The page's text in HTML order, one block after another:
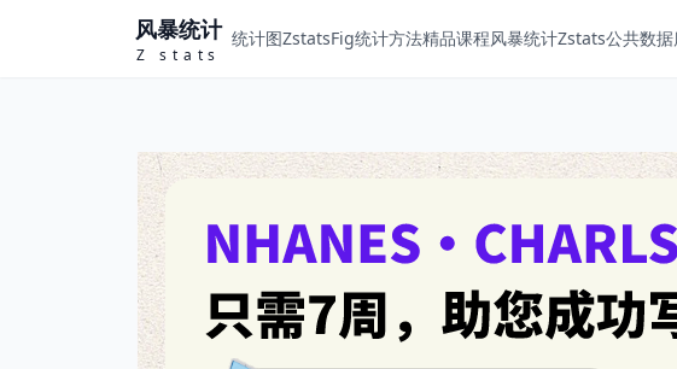
风暴统计
Z stats
统计图ZstatsFig统计方法精品课程风暴统计Zstats公共数